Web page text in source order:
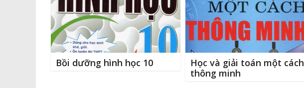
k r
Bồi dưỡng hình học 10
Học và giải toán một cách
thông minh